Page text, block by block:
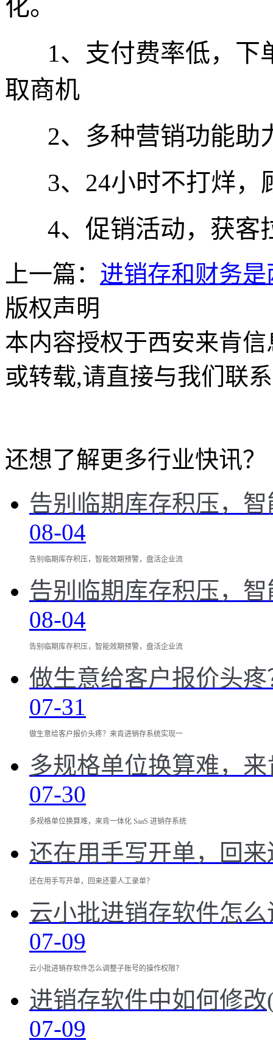
化。
1、支付费率低，下
取商机
2、多种营销功能助
3、24小时不打烊，
4、促销活动，获客
上一篇： 进销存和财务
版权声明
本内容授权于西安来肯
或转载,请直接与我们联系
还想了解更多行业快讯？
告别临期库存积压，
08-04
告别临期库存积压，智能效期预警，盘活企业流
告别临期库存积压，
08-04
告别临期库存积压，智能效期预警，盘活企业流
做生意给客户报价头
07-31
做生意给客户报价头疼？来肯进销存系统实现一
多规格单位换算难，
07-30
多规格单位换算难，来肯一体化 SaaS 进销存系统
还在用手写开单，回
还在用手写开单，回来还要人工录单？
云小批进销存软件怎
07-09
云小批进销存软件怎么调整子账号的操作权限？
进销存软件中如何修
07-09